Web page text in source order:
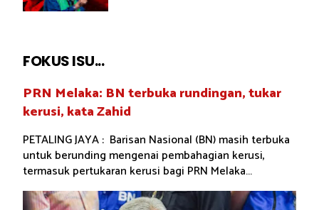
FOKUS ISU...
PRN Melaka: BN terbuka rundingan, tukar
kerusi, kata Zahid
PETALING JAYA : Barisan Nasional (BN) masih terbuka
untuk berunding mengenai pembahagian kerusi,
termasuk pertukaran kerusi bagi PRN Melaka...